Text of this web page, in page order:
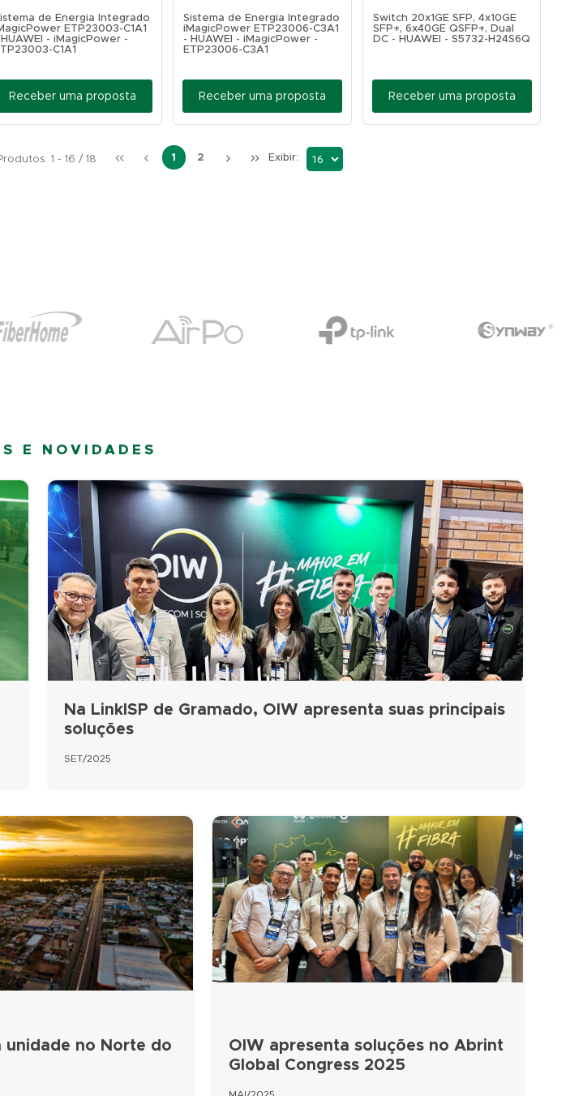
de Energia Integrado
ETP23003-C1A1
- iMagicPower -
C1A1
Receber uma proposta
Sistema de Energia Integrado
iMagicPower ETP23006-C3A1
- HUAWEI - iMagicPower -
ETP23006-C3A1
Receber uma proposta
Switch 20x1GE SFP, 4x10GE
SFP+, 6x40GE QSFP+, Dual
DC - HUAWEI - S5732-H24S6Q
Receber uma proposta
1 - 16 / 18 1 2 Exibir:
E NOVIDADES
Na LinkISP de Gramado, OIW apresenta suas principais
soluções
SET/2025
unidade no Norte do
OIW apresenta soluções no Abrint
Global Congress 2025